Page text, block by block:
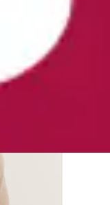
- 25 %